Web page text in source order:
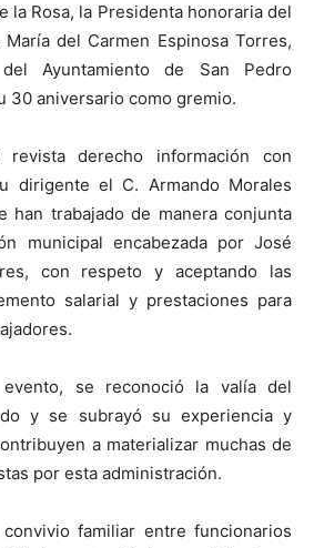
la Rosa, la Presidenta honoraria del
del Carmen Espinosa Torres,
Ayuntamiento de San Pedro
30 aniversario como gremio.
revista derecho información con
dirigente el C. Armando Morales
han trabajado de manera conjunta
municipal encabezada por José
con respeto y aceptando las
salarial y prestaciones para
se reconoció la valía del
y se subrayó su experiencia y
a materializar muchas de
por esta administración.
familiar entre funcionarios